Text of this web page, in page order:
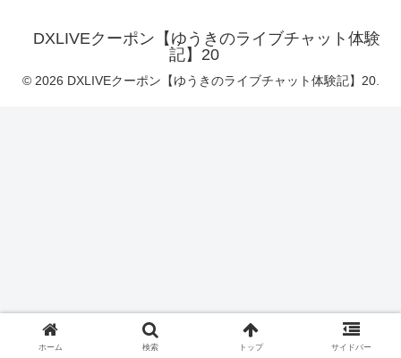
DXLIVEクーポン【ゆうきのライブチャット体験
記】20
© 2026 DXLIVEクーポン【ゆうきのライブチャット体験記】20.
ホーム 検索 トップ サイドバー